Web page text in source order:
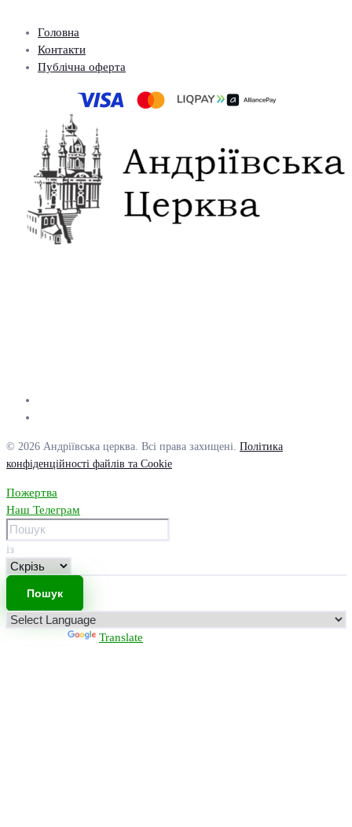
Головна
Контакти
Публічна оферта
© 2026 Андріївська церква. Всі права захищені. Політика
конфіденційності файлів та Cookie
Пожертва
Наш Телеграм
із
Translate